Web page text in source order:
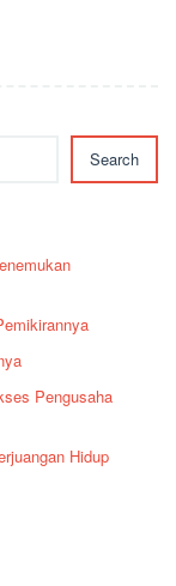
Search
Pengusaha
Hidup